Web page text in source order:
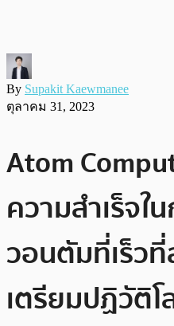
By Supakit Kaewmanee
ตุลาคม 31, 2023
Atom
ความสำเร็จ
วอนตัมที่เร็วที่
เตรียมปฏิวัติโ